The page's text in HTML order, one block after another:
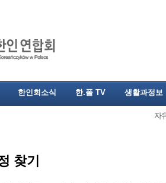
한인회소식 한.폴 TV 생활과정보
자
찾기